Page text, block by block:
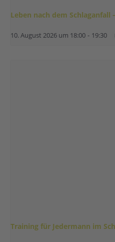
Leben nach dem Schlaganfall
10. August 2026 um 18:00 - 19:30
Training für Jedermann im